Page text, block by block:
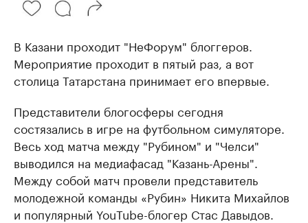
В Казани проходит "НеФорум" блоггеров.
Мероприятие проходит в пятый раз, а вот
столица Татарстана принимает его впервые.
Представители блогосферы сегодня
состязались в игре на футбольном симуляторе.
Весь ход матча между "Рубином" и "Челси"
выводился на медиафасад "Казань-Арены".
Между собой матч провели представитель
молодежной команды «Рубин» Никита Михайлов
и популярный YouTube-блогер Стас Давыдов.